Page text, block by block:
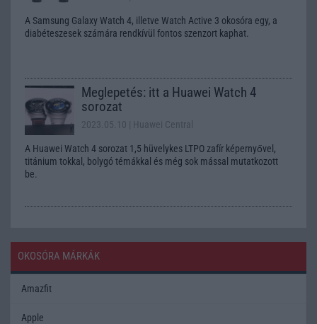
A Samsung Galaxy Watch 4, illetve Watch Active 3 okosóra egy, a
diabéteszesek számára rendkívül fontos szenzort kaphat.
Meglepetés: itt a Huawei Watch 4
sorozat
2023.05.10 | Huawei Central
A Huawei Watch 4 sorozat 1,5 hüvelykes LTPO zafír képernyővel,
titánium tokkal, bolygó témákkal és még sok mással mutatkozott
be.
OKOSÓRA MÁRKÁK
Amazfit
Apple